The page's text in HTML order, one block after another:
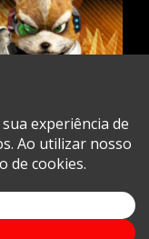
Cookie
Policy